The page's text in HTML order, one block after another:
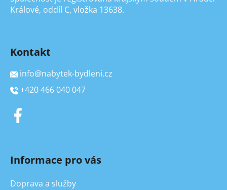
Králové, oddíl C, vložka 13638.
Kontakt
info@nabytek-bydleni.cz
+420 466 040 047
Informace pro vás
Doprava a služby